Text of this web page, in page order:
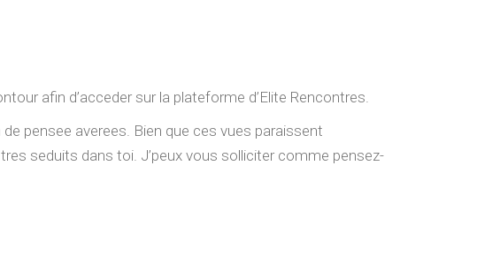
afin d’acceder sur la plateforme d’Elite Rencontres.
pensee averees. Bien que ces vues paraissent
seduits dans toi. J’peux vous solliciter comme pensez-